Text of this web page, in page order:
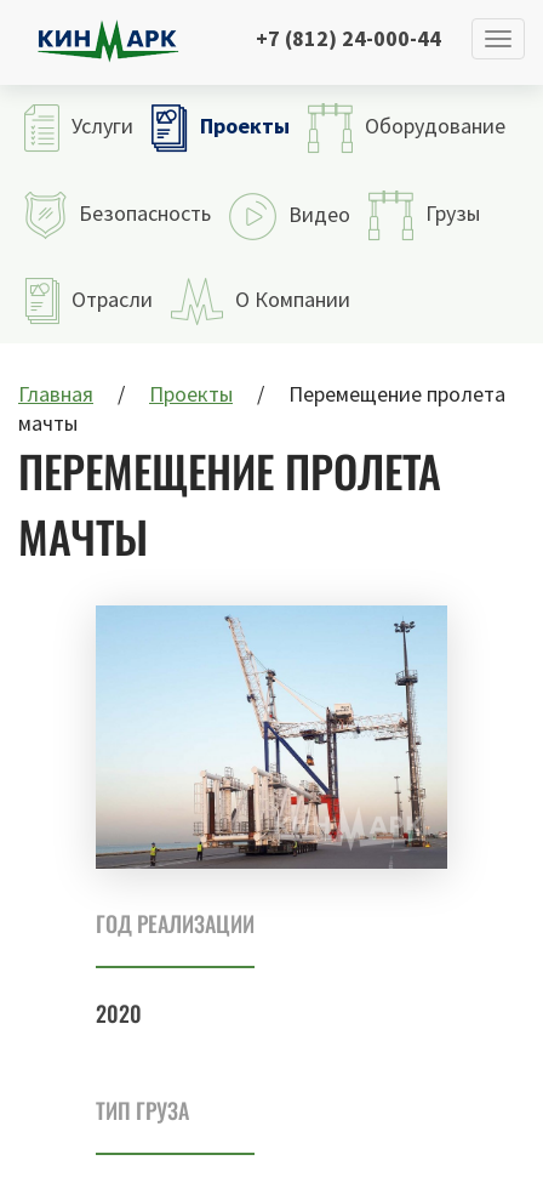
+7 (812) 24-000-44
Услуги Проекты Оборудование
Безопасность Видео Грузы
Отрасли О Компании
Главная Проекты
Перемещение пролета
мачты
ПЕРЕМЕЩЕНИЕ ПРОЛЕТА
МАЧТЫ
ГОД РЕАЛИЗАЦИИ
2020
ТИП ГРУЗА